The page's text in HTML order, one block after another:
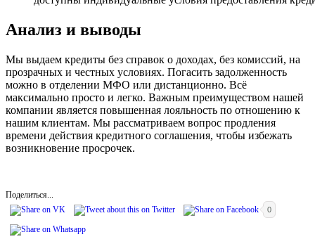
Анализ и выводы
Мы выдаем кредиты без справок о доходах, без комиссий, на
прозрачных и честных условиях. Погасить задолженность
можно в отделении МФО или дистанционно. Всё
максимально просто и легко. Важным преимуществом нашей
компании является повышенная лояльность по отношению к
нашим клиентам. Мы рассматриваем вопрос продления
времени действия кредитного соглашения, чтобы избежать
возникновение просрочек.
Поделиться...
0